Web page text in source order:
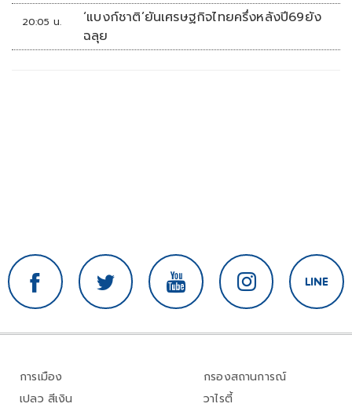
20:05 น.
‘แบงก์ชาติ’ยันเศรษฐกิจไทยครึ่งหลังปี69ยัง
ฉลุย
การเมือง
เปลว สีเงิน
กรองสถานการณ์
วาไรตี้